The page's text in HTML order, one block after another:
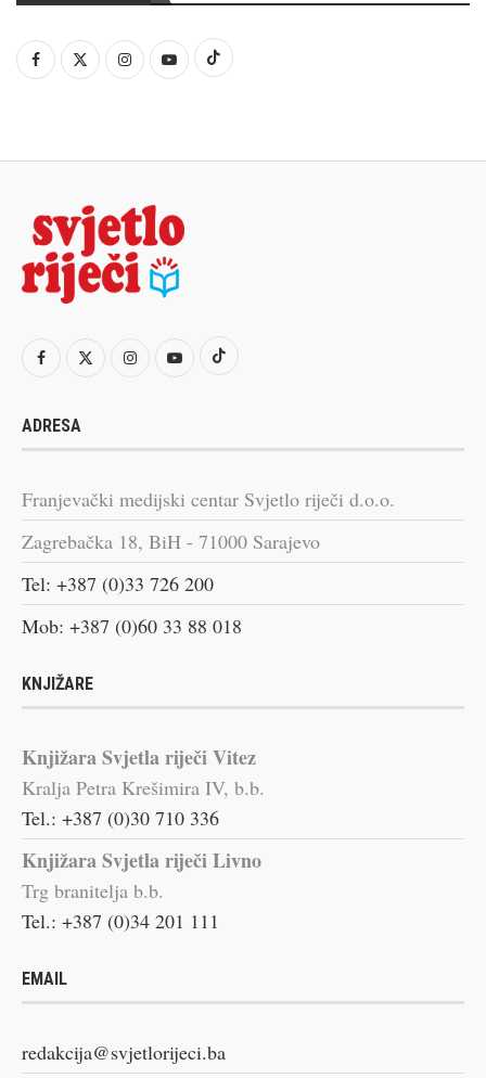
ADRESA
Franjevački medijski centar Svjetlo riječi d.o.o.
Zagrebačka 18, BiH - 71000 Sarajevo
Tel: +387 (0)33 726 200
Mob: +387 (0)60 33 88 018
KNJIŽARE
Knjižara Svjetla riječi Vitez
Kralja Petra Krešimira IV, b.b.
Tel.: +387 (0)30 710 336
Knjižara Svjetla riječi Livno
Trg branitelja b.b.
Tel.: +387 (0)34 201 111
EMAIL
redakcija@svjetlorijeci.ba